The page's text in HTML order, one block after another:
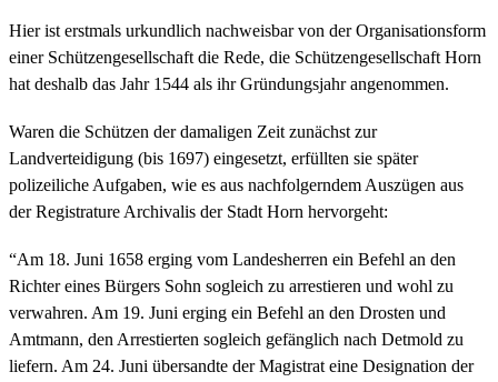
Hier ist erstmals urkundlich nachweisbar von der Organisationsform
einer Schützengesellschaft die Rede, die Schützengesellschaft Horn
hat deshalb das Jahr 1544 als ihr Gründungsjahr angenommen.
Waren die Schützen der damaligen Zeit zunächst zur
Landverteidigung (bis 1697) eingesetzt, erfüllten sie später
polizeiliche Aufgaben, wie es aus nachfolgerndem Auszügen aus
der Registrature Archivalis der Stadt Horn hervorgeht:
“Am 18. Juni 1658 erging vom Landesherren ein Befehl an den
Richter eines Bürgers Sohn sogleich zu arrestieren und wohl zu
verwahren. Am 19. Juni erging ein Befehl an den Drosten und
Amtmann, den Arrestierten sogleich gefänglich nach Detmold zu
liefern. Am 24. Juni übersandte der Magistrat eine Designation der